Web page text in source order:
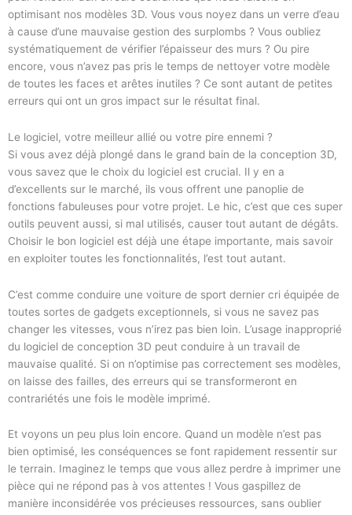
optimisant nos modèles 3D. Vous vous noyez dans un verre d’eau
à cause d’une mauvaise gestion des surplombs ? Vous oubliez
systématiquement de vérifier l’épaisseur des murs ? Ou pire
encore, vous n’avez pas pris le temps de nettoyer votre modèle
de toutes les faces et arêtes inutiles ? Ce sont autant de petites
erreurs qui ont un gros impact sur le résultat final.
Le logiciel, votre meilleur allié ou votre pire ennemi ?
Si vous avez déjà plongé dans le grand bain de la conception 3D,
vous savez que le choix du logiciel est crucial. Il y en a
d’excellents sur le marché, ils vous offrent une panoplie de
fonctions fabuleuses pour votre projet. Le hic, c’est que ces super
outils peuvent aussi, si mal utilisés, causer tout autant de dégâts.
Choisir le bon logiciel est déjà une étape importante, mais savoir
en exploiter toutes les fonctionnalités, l’est tout autant.
C’est comme conduire une voiture de sport dernier cri équipée de
toutes sortes de gadgets exceptionnels, si vous ne savez pas
changer les vitesses, vous n’irez pas bien loin. L’usage inapproprié
du logiciel de conception 3D peut conduire à un travail de
mauvaise qualité. Si on n’optimise pas correctement ses modèles,
on laisse des failles, des erreurs qui se transformeront en
contrariétés une fois le modèle imprimé.
Et voyons un peu plus loin encore. Quand un modèle n’est pas
bien optimisé, les conséquences se font rapidement ressentir sur
le terrain. Imaginez le temps que vous allez perdre à imprimer une
pièce qui ne répond pas à vos attentes ! Vous gaspillez de
manière inconsidérée vos précieuses ressources, sans oublier